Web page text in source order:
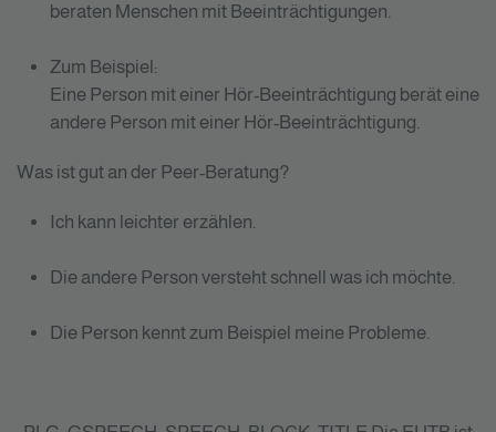
beraten Menschen mit Beeinträchtigungen.
Zum Beispiel:
Eine Person mit einer Hör-Beeinträchtigung berät eine
andere Person mit einer Hör-Beeinträchtigung.
Was ist gut an der Peer-Beratung?
Ich kann leichter erzählen.
Die andere Person versteht schnell was ich möchte.
Die Person kennt zum Beispiel meine Probleme.